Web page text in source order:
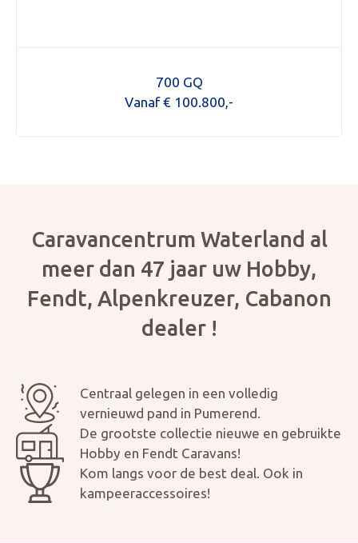
Aanvraag inruilvoorstel
700 GQ
Vanaf € 100.800,-
Caravancentrum Waterland al
meer dan 47 jaar uw Hobby,
Fendt, Alpenkreuzer, Cabanon
dealer !
Centraal gelegen in een volledig
vernieuwd pand in Pumerend.
De grootste collectie nieuwe en gebruikte
Hobby en Fendt Caravans!
Kom langs voor de best deal. Ook in
kampeeraccessoires!